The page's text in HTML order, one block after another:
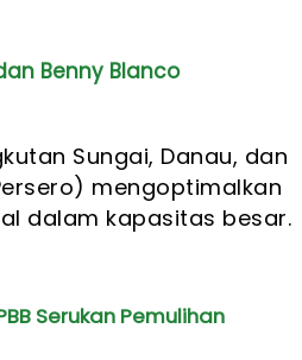
Benny Blanco
Sungai, Danau, dan
mengoptimalkan
dalam kapasitas besar.
Serukan Pemulihan